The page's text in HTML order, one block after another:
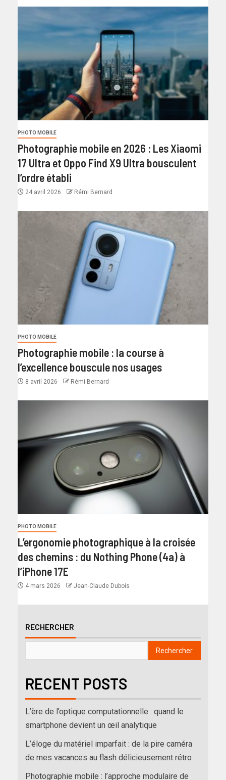
PHOTO MOBILE
Photographie mobile en 2026 : Les Xiaomi
17 Ultra et Oppo Find X9 Ultra bousculent
l’ordre établi
24 avril 2026 Rémi Bernard
PHOTO MOBILE
Photographie mobile : la course à
l’excellence bouscule nos usages
8 avril 2026 Rémi Bernard
PHOTO MOBILE
L’ergonomie photographique à la croisée
des chemins : du Nothing Phone (4a) à
l’iPhone 17E
4 mars 2026 Jean-Claude Dubois
RECHERCHER
Rechercher
RECENT POSTS
L’ère de l’optique computationnelle : quand le
smartphone devient un œil analytique
L’éloge du matériel imparfait : de la pire caméra
de mes vacances au flash délicieusement rétro
Photographie mobile : l’approche modulaire de